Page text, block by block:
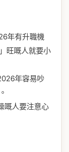
年有升職機
旺嘅人就要小
年容易吵
嘅人要注意心